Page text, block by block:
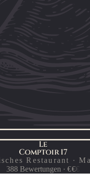
Le
Comptoir 17
Restaurant ·
388 Bewertungen ·€€€